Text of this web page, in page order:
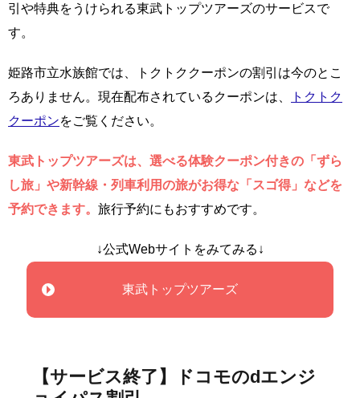
引や特典をうけられる東武トップツアーズのサービスで
す。
姫路市立水族館では、トクトククーポンの割引は今のとこ
ろありません。現在配布されているクーポンは、
トクトク
クーポンをご覧ください。
東武トップツアーズは、選べる体験クーポン付きの「ずら
し旅」や新幹線・列車利用の旅がお得な「スゴ得」などを
予約できます。 旅行予約にもおすすめです。
↓公式Webサイトをみてみる↓
東武トップツアーズ
【サービス終了】ドコモのdエンジ